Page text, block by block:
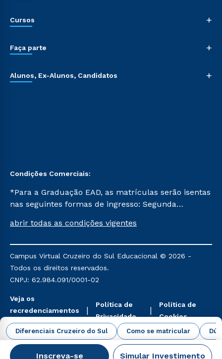
Diferenciais Cruzeiro do Sul Como se matricular
Inscreva-se Simular Investimento
Cursos +
Faça parte +
Alunos, Ex-Alunos, Candidatos +
Condições Comerciais:
*Para a Graduação EAD, as matrículas serão isentas
nas seguintes formas de ingresso: Segunda
Já para as demais, a taxa de matrícula será de R$
mencionadas são referentes aos cursos: Ensino
Religioso, Geografia para a Docência e Metodologia
do Ensino de História: Questões Atuais.
abrir todas as condições vigentes
Campus Virtual Cruzeiro do Sul Educacional © 2026 -
Todos os direitos reservados.
CNPJ: 62.984.091/0001-02
Veja os
recredenciamentos
aqui
Política de
Privacidade
Política de
Cookies